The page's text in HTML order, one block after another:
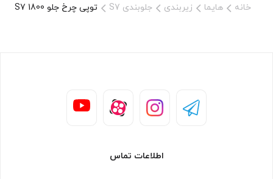
خانه هایما زیربندی جلوبندی S7 توپی چرخ جلو S7 1800 وارداتی
اطلاعات تماس